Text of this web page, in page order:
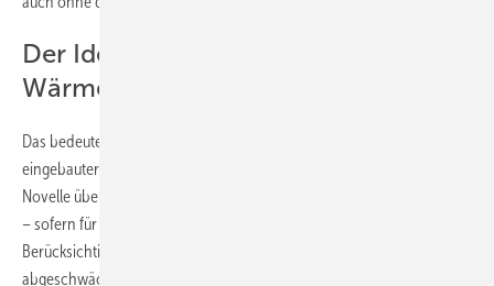
Der Idealfall: ein individueller
Wärmeplan
Das bedeutet auch, dass fast alle Regelungen bezüglich neu
eingebauter Heizungen in allen bisher bekannten Stadien der GEG-
Novelle überflüssig sind oder signifikant vereinfacht werden können
– sofern für jedes Gebäude ein individueller Wärmeplan unter
Berücksichtigung des kommunalen Wärmeplans erstellt wird. In
abgeschwächter Form macht das bisher jeder ehrbare